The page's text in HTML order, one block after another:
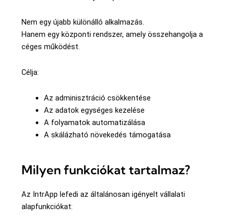
Nem egy újabb különálló alkalmazás.
Hanem egy központi rendszer, amely összehangolja a
céges működést.
Célja:
Az adminisztráció csökkentése
Az adatok egységes kezelése
A folyamatok automatizálása
A skálázható növekedés támogatása
Milyen funkciókat tartalmaz?
Az IntrApp lefedi az általánosan igényelt vállalati
alapfunkciókat: